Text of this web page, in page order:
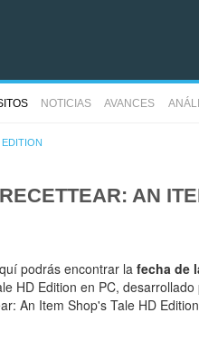
NOTICIAS AVANCES
RECETTEAR: AN
podrás encontrar la fecha de
HD Edition en PC, desarrollado
An Item Shop's Tale HD